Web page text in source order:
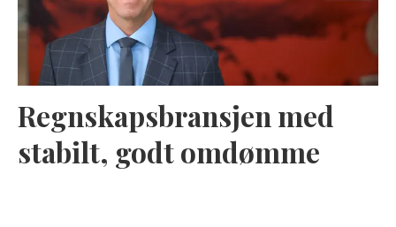
Regnskapsbransjen med
stabilt, godt omdømme